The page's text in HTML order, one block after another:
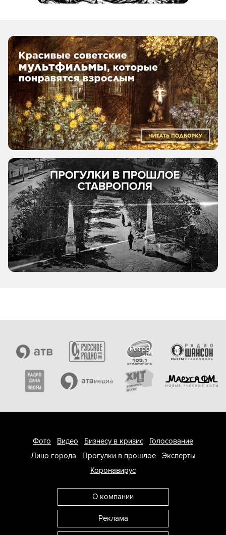
Фото Видео Бизнесу в кризис
Голосование
Лицо города
Прогулки в прошлое
Эксперты
Коронавирус
О компании
Реклама